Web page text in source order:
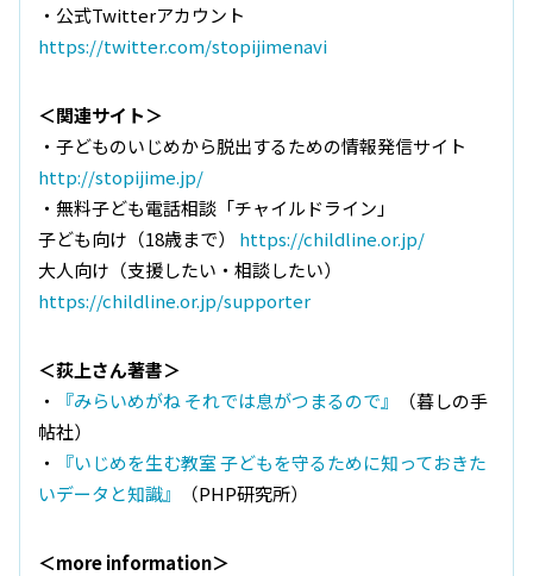
・公式Twitterアカウント
https://twitter.com/stopijimenavi
＜関連サイト＞
・子どものいじめから脱出するための情報発信サイト
http://stopijime.jp/
・無料子ども電話相談「チャイルドライン」
子ども向け（18歳まで）
https://childline.or.jp/
大人向け（支援したい・相談したい）
https://childline.or.jp/supporter
＜荻上さん著書＞
・
『みらいめがね それでは息がつまるので』
（暮しの手
帖社）
・
『いじめを生む教室 子どもを守るために知っておきた
いデータと知識』
（PHP研究所）
＜more information＞